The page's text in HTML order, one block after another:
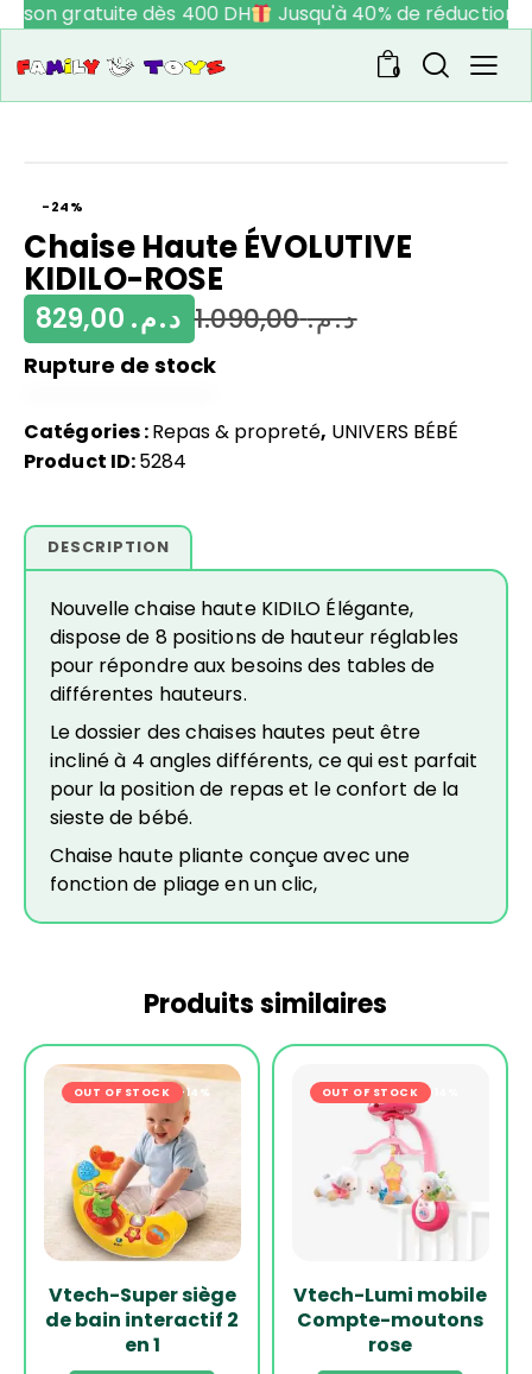
gratuite dès 400 DH Jusqu'à 40% de réduction
0
-24%
Chaise Haute ÉVOLUTIVE
KIDILO-ROSE
د.م.1.090,00 د.م.
Rupture de stock
Catégories :Repas & propreté, UNIVERS BÉBÉ
Product ID:5284
DESCRIPTION
Nouvelle chaise haute KIDILO Élégante,
dispose de 8 positions de hauteur réglables
pour répondre aux besoins des tables de
différentes hauteurs.
Le dossier des chaises hautes peut être
incliné à 4 angles différents, ce qui est parfait
pour la position de repas et le confort de la
sieste de bébé.
Chaise haute pliante conçue avec une
fonction de pliage en un clic,
Produits similaires
OUT OF STOCK -14%
Vtech-Super siège
de bain interactif 2
en 1
OUT OF STOCK -14%
Vtech-Lumi mobile
Compte-moutons
rose